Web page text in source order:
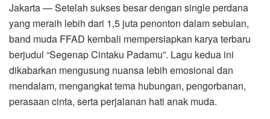
Jakarta — Setelah sukses besar dengan single perdana
yang meraih lebih dari 1,5 juta penonton dalam sebulan,
band muda FFAD kembali mempersiapkan karya terbaru
berjudul “Segenap Cintaku Padamu”. Lagu kedua ini
dikabarkan mengusung nuansa lebih emosional dan
mendalam, mengangkat tema hubungan, pengorbanan,
perasaan cinta, serta perjalanan hati anak muda.